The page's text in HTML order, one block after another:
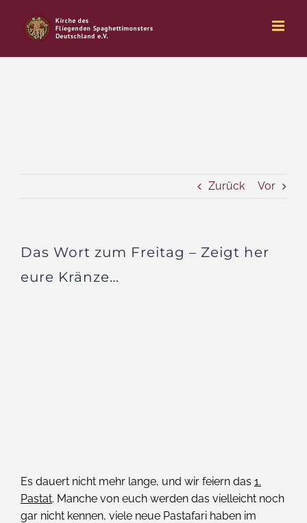
Inhalt
springen
Zurück Vor
Das Wort zum Freitag – Zeigt her
eure Kränze…
Es dauert nicht mehr lange, und wir feiern das 1.
Pastat. Manche von euch werden das vielleicht noch
gar nicht kennen, viele neue Pastafari haben im